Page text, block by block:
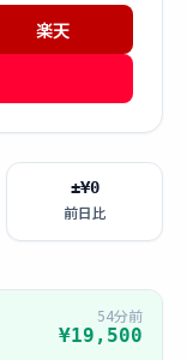
楽天
±¥0
前日比
54分前
¥19,500